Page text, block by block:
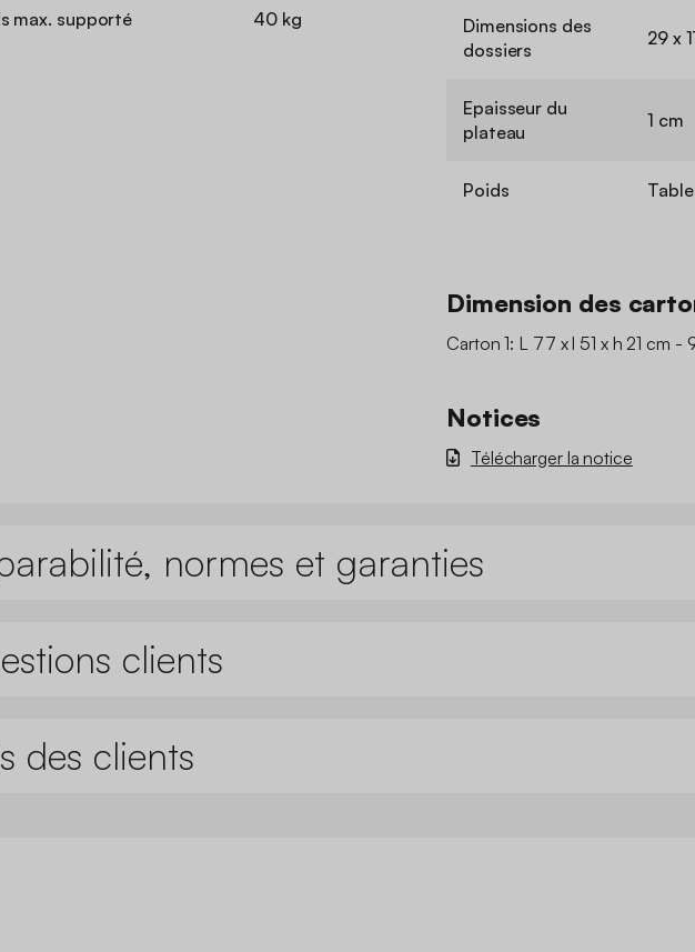
max. supporté 40 kg
Dimensions des
dossiers
29 x
Epaisseur du
plateau
1 cm
Poids
Dimension des
Carton 1: L 77 x l 51 x h 21 cm -
Notices
Télécharger la notice
normes et garanties
clients
des clients